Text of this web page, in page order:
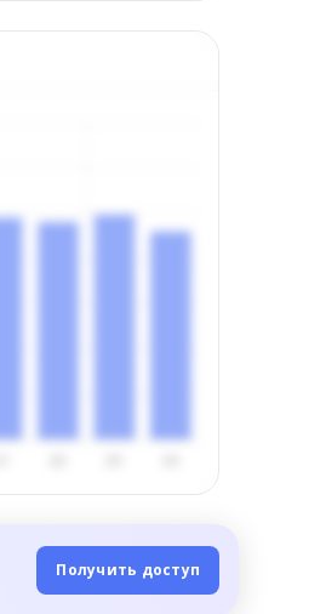
Получить доступ